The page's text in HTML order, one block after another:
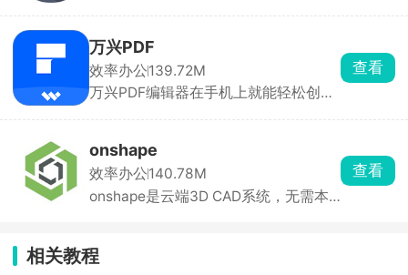
还可以尝试写简单图形项目。想要扩展
功能直接一键安装各类代码库，还自带
交互终端，小段代码立刻测试。
万兴PDF
效率办公139.72M
万兴PDF编辑器在手机上就能轻松创
工作效率。万兴PDF软件兼容性很强，
几乎支持所有关于pdf的功能，在手机
上分类管理pdf文件，为办公提供更多
的便捷。
查看
onshape
效率办公140.78M
onshape是云端3D CAD系统，无需本
导出 STL、STEP 等格式用于 3D 打印
和工程交流。操作手势简洁，免费版即
查看
相关教程